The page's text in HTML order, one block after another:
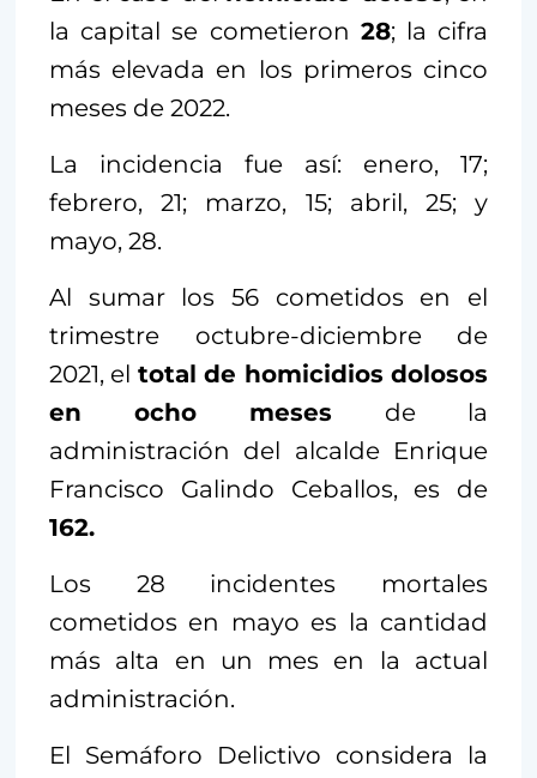
la capital se cometieron 28; la cifra
más elevada en los primeros cinco
meses de 2022.
La incidencia fue así: enero, 17;
febrero, 21; marzo, 15; abril, 25; y
mayo, 28.
Al sumar los 56 cometidos en el
trimestre octubre-diciembre de
2021, el total de homicidios dolosos
en ocho meses de la
administración del alcalde Enrique
Francisco Galindo Ceballos, es de
162.
Los 28 incidentes mortales
cometidos en mayo es la cantidad
más alta en un mes en la actual
administración.
El Semáforo Delictivo considera la